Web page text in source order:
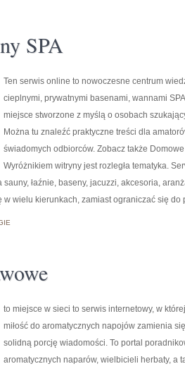
SPA
Ten serwis online to nowoczesne centrum
cieplnymi, prywatnymi basenami, wannami
miejsce stworzone z myślą o osobach
Można tu znaleźć praktyczne treści dla
świadomych odbiorców. Zobacz także
Wyróżnikiem witryny jest rozległa tematyka.
łaźnie, baseny, jacuzzi, akcesoria,
w wielu kierunkach, zamiast ograniczać się do
to miejsce w sieci to serwis internetowy, w
miłość do aromatycznych napojów zamienia
solidną porcję wiadomości. To portal
aromatycznych naparów, wielbicieli herbaty, a